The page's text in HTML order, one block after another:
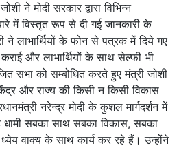
ने मोदी सरकार द्वारा विभिन्न
में विस्तृत रूप से दी गई जानकारी के
ने लाभार्थियों के फोन से पत्रक में दिये गए
और लाभार्थियों के साथ सेल्फी भी
सभा को सम्बोधित करते हुए मंत्री जोशी
और राज्य की किसी न किसी विकास
नरेन्द्र मोदी के कुशल मार्गदर्शन में
सबका साथ सबका विकास, सबका
वाक्य के साथ कार्य कर रहे हैं। उन्होंने